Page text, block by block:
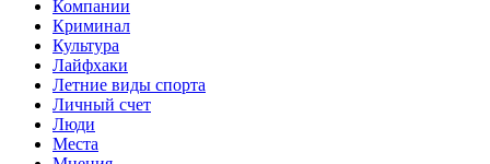
Компании
Криминал
Культура
Лайфхаки
Летние виды спорта
Личный счет
Люди
Места